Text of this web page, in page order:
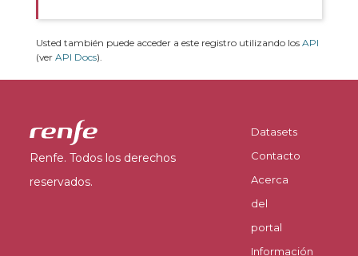
Usted también puede acceder a este registro utilizando los API
(ver API Docs).
Renfe. Todos los derechos
reservados.
Datasets
Contacto
Acerca
del
portal
Información